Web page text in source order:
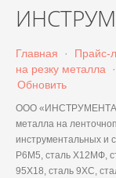
Главная · Прайс-
на резку металла
·
Обновить
ООО
металла на
инструментальных и
Р6М5, сталь Х12МФ,
95Х18, сталь 9ХС,